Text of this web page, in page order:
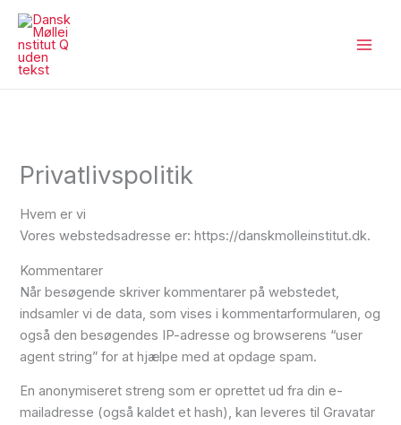
indholdet
Privatlivspolitik
Hvem er vi
Vores webstedsadresse er: https://danskmolleinstitut.dk.
Kommentarer
Når besøgende skriver kommentarer på webstedet,
indsamler vi de data, som vises i kommentarformularen, og
også den besøgendes IP-adresse og browserens “user
agent string” for at hjælpe med at opdage spam.
En anonymiseret streng som er oprettet ud fra din e-
mailadresse (også kaldet et hash), kan leveres til Gravatar